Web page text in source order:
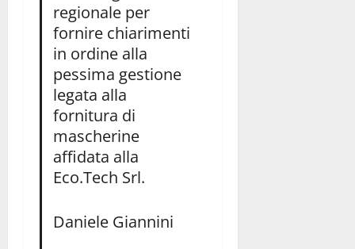
regionale per
fornire chiarimenti
in ordine alla
pessima gestione
legata alla
fornitura di
mascherine
affidata alla
Eco.Tech Srl.
Daniele Giannini